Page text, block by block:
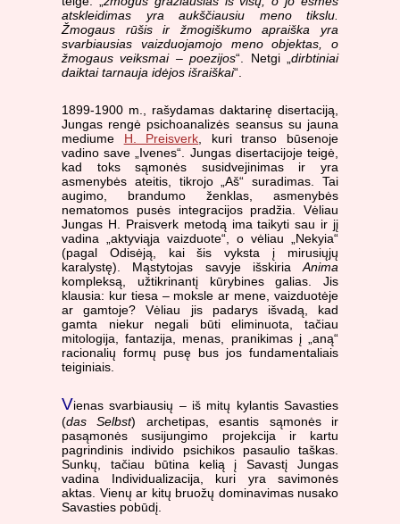
atskleidimas yra aukščiausiu meno tikslu.
Žmogaus rūšis ir žmogiškumo apraiška yra
svarbiausias vaizduojamojo meno objektas, o
žmogaus veiksmai – poezijos“. Netgi „dirbtiniai
daiktai tarnauja idėjos išraiškai“.
1899-1900 m., rašydamas daktarinę disertaciją,
Jungas rengė psichoanalizės seansus su jauna
mediume H. Preisverk, kuri transo būsenoje
vadino save „Ivenes“. Jungas disertacijoje teigė,
kad toks sąmonės susidvejinimas ir yra
asmenybės ateitis, tikrojo „Aš“ suradimas. Tai
augimo, brandumo ženklas, asmenybės
nematomos pusės integracijos pradžia. Vėliau
Jungas H. Praisverk metodą ima taikyti sau ir jį
vadina „aktyviąja vaizduote“, o vėliau „Nekyia“
(pagal Odisėją, kai šis vyksta į mirusiųjų
karalystę). Mąstytojas savyje išskiriaAnima
kompleksą, užtikrinantį kūrybines galias. Jis
klausia: kur tiesa – moksle ar mene, vaizduotėje
ar gamtoje? Vėliau jis padarys išvadą, kad
gamta niekur negali būti eliminuota, tačiau
mitologija, fantazija, menas, pranikimas į „aną“
racionalių formų pusę bus jos fundamentaliais
teiginiais.
Vienas svarbiausių – iš mitų kylantis Savasties
(das Selbst) archetipas, esantis sąmonės ir
pasąmonės susijungimo projekcija ir kartu
pagrindinis individo psichikos pasaulio taškas.
Sunkų, tačiau būtina kelią į Savastį Jungas
vadina Individualizacija, kuri yra savimonės
aktas. Vienų ar kitų bruožų dominavimas nusako
Savasties pobūdį.